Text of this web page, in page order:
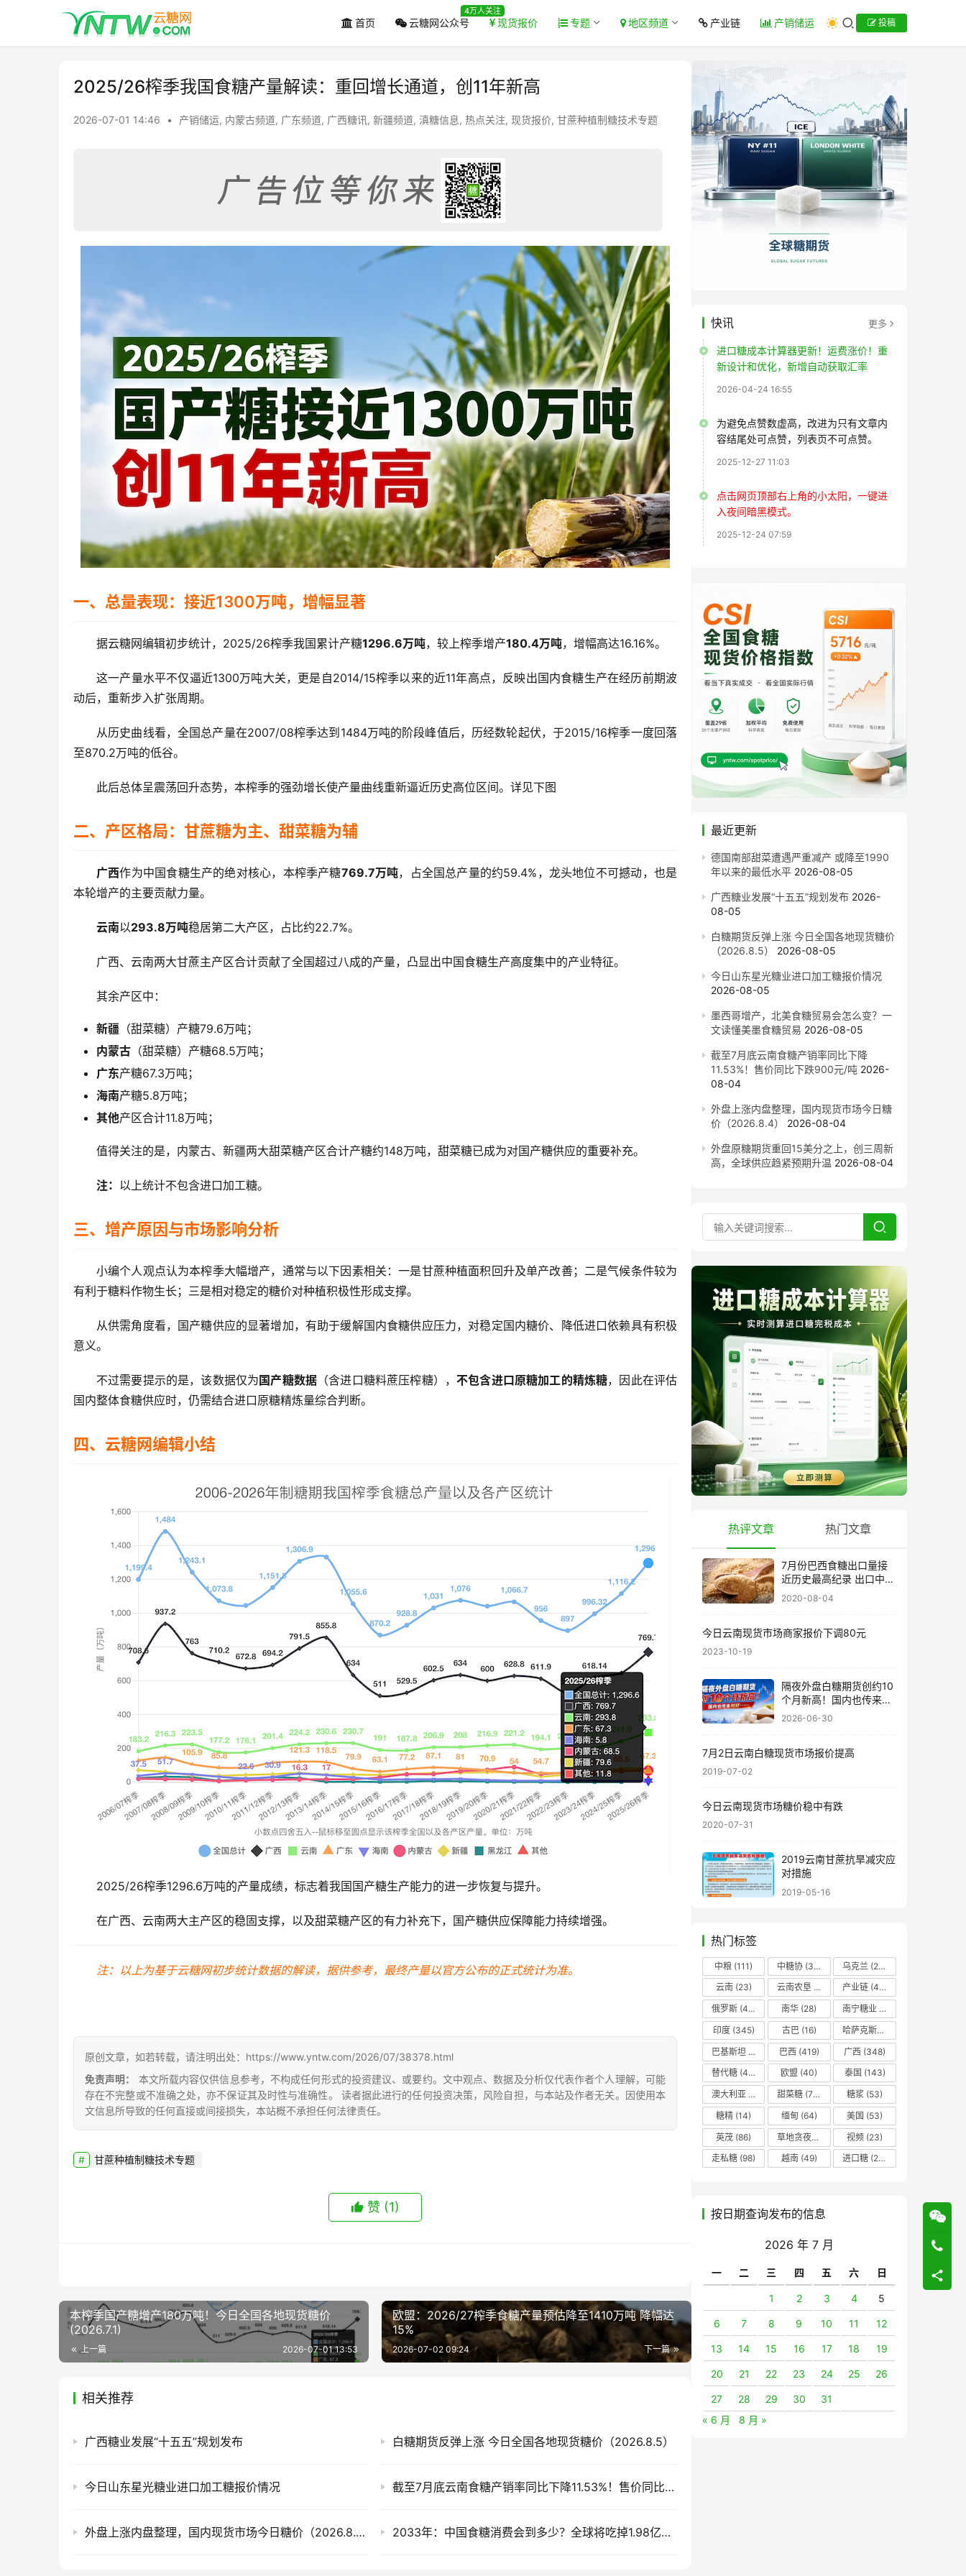
首页 云糖网公众号
4万人关注
现货报价 专题 地区频道 产业链 产销储运 投稿
2025/26榨季我国食糖产量解读：重回增长通道，创11年新高
2026-07-01 14:46 • 产销储运, 内蒙古频道, 广东频道, 广西糖讯, 新疆频道, 滇糖信息, 热点关注, 现货报价, 甘蔗种植制糖技术专题
一、总量表现：接近1300万吨，增幅显著
据云糖网编辑初步统计，2025/26榨季我国累计产糖1296.6万吨，较上榨季增产180.4万吨，增幅高达16.16%。
这一产量水平不仅逼近1300万吨大关，更是自2014/15榨季以来的近11年高点，反映出国内食糖生产在经历前期波
动后，重新步入扩张周期。
从历史曲线看，全国总产量在2007/08榨季达到1484万吨的阶段峰值后，历经数轮起伏，于2015/16榨季一度回落
至870.2万吨的低谷。
此后总体呈震荡回升态势，本榨季的强劲增长使产量曲线重新逼近历史高位区间。详见下图
二、产区格局：甘蔗糖为主、甜菜糖为辅
广西作为中国食糖生产的绝对核心，本榨季产糖769.7万吨，占全国总产量的约59.4%，龙头地位不可撼动，也是
本轮增产的主要贡献力量。
云南以293.8万吨稳居第二大产区，占比约22.7%。
广西、云南两大甘蔗主产区合计贡献了全国超过八成的产量，凸显出中国食糖生产高度集中的产业特征。
其余产区中：
新疆 （甜菜糖）产糖79.6万吨；
内蒙古 （甜菜糖）产糖68.5万吨；
广东产糖67.3万吨；
海南产糖5.8万吨；
其他产区合计11.8万吨；
值得关注的是，内蒙古、新疆两大甜菜糖产区合计产糖约148万吨，甜菜糖已成为对国产糖供应的重要补充。
注： 以上统计不包含进口加工糖。
三、增产原因与市场影响分析
小编个人观点认为本榨季大幅增产，通常与以下因素相关：一是甘蔗种植面积回升及单产改善；二是气候条件较为
有利于糖料作物生长；三是相对稳定的糖价对种植积极性形成支撑。
从供需角度看，国产糖供应的显著增加，有助于缓解国内食糖供应压力，对稳定国内糖价、降低进口依赖具有积极
意义。
不过需要提示的是，该数据仅为 国产糖数据 （含进口糖料蔗压榨糖），不包含进口原糖加工的精炼糖，因此在评估
国内整体食糖供应时，仍需结合进口原糖精炼量综合判断。
四、云糖网编辑小结
2025/26榨季1296.6万吨的产量成绩，标志着我国国产糖生产能力的进一步恢复与提升。
在广西、云南两大主产区的稳固支撑，以及甜菜糖产区的有力补充下，国产糖供应保障能力持续增强。
注：以上为基于云糖网初步统计数据的解读，据供参考，最终产量以官方公布的正式统计为准。
原创文章，如若转载，请注明出处：https://www.yntw.com/2026/07/38378.html
免责声明：
本文所载内容仅供信息参考，不构成任何形式的投资建议、或要约。文中观点、数据及分析仅代表作者个人理解，可能
存在不完整或不准确之处，亦不保证其及时性与准确性。 读者据此进行的任何投资决策，风险自担，与本站及作者无关。因使用本
文信息所导致的任何直接或间接损失，本站概不承担任何法律责任。
甘蔗种植制糖技术专题
赞 (1)
本榨季国产糖增产180万吨！今日全国各地现货糖价
(2026.7.1)
上一篇 2026-07-01 13:53
欧盟：2026/27榨季食糖产量预估降至1410万吨 降幅达
15%
下一篇
2026-07-02 09:24
相关推荐
广西糖业发展“十五五”规划发布 白糖期货反弹上涨 今日全国各地现货糖价（2026.8.5）
今日山东星光糖业进口加工糖报价情况 截至7月底云南食糖产销率同比下降11.53%！售价同比下跌900元/吨
外盘上涨内盘整理，国内现货市场今日糖价（2026.8.4） 2033年：中国食糖消费会到多少？全球将吃掉1.98亿吨糖，新增需求来自哪里？
快讯 更多
进口糖成本计算器更新！运费涨价！重
新设计和优化，新增自动获取汇率
2026-04-24 16:55
为避免点赞数虚高，改进为只有文章内
容结尾处可点赞，列表页不可点赞。
2025-12-27 11:03
点击网页顶部右上角的小太阳，一键进
入夜间暗黑模式。
2025-12-24 07:59
最近更新
德国南部甜菜遭遇严重减产 或降至1990
年以来的最低水平 2026-08-05
广西糖业发展“十五五”规划发布 2026-
08-05
白糖期货反弹上涨 今日全国各地现货糖价
（2026.8.5）
2026-08-05
今日山东星光糖业进口加工糖报价情况
2026-08-05
墨西哥增产，北美食糖贸易会怎么变？一
文读懂美墨食糖贸易 2026-08-05
截至7月底云南食糖产销率同比下降
11.53%！售价同比下跌900元/吨 2026-
08-04
外盘上涨内盘整理，国内现货市场今日糖
价（2026.8.4）
2026-08-04
外盘原糖期货重回15美分之上，创三周新
高，全球供应趋紧预期升温 2026-08-04
热评文章 热门文章
7月份巴西食糖出口量接
近历史最高纪录 出口中国
超40万吨
2020-08-04
今日云南现货市场商家报价下调80元
2023-10-19
隔夜外盘白糖期货创约10
个月新高！国内也传来利
好……
2026-06-30
7月2日云南白糖现货市场报价提高
2019-07-02
今日云南现货市场糖价稳中有跌
2020-07-31
2019云南甘蔗抗旱减灾应
对措施
2019-05-16
热门标签
中粮 (111) 中糖协 (37) 乌克兰 (20)
云南(23) 云南农垦 产业链 (42)
俄罗斯 (43) 南华 (28) 南宁糖业
印度(345) 古巴(16) 哈萨克斯坦
巴基斯坦
巴西(419) 广西 (348)
替代糖 (48) 欧盟 (40) 泰国 (143)
澳大利亚
甜菜糖 (70) 糖浆 (53)
糖精 (14) 缅甸 (64) 美国 (53)
英茂 (86) 草地贪夜蛾 视频 (23)
走私糖 (98) 越南(49) 进口糖 (236)
按日期查询发布的信息
2026 年 7 月
一 二 三 四 五 六 日
1 2 3 4 5
6 7 8 9 10 11 12
13 14 15 16 17 18 19
20 21 22 23 24 25 26
27 28 29 30
31
« 6 月
8 月 »